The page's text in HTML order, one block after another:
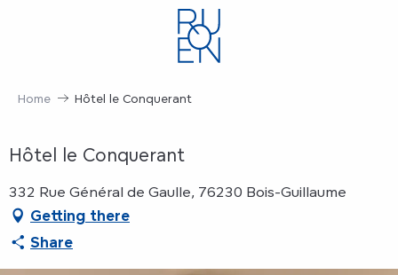
Home Hôtel le Conquerant
Hôtel le Conquerant
332 Rue Général de Gaulle, 76230 Bois-Guillaume
Getting there
Share